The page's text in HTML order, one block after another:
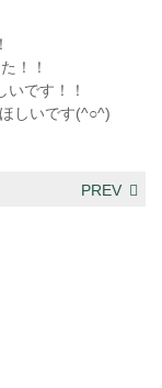
！！
です！！
しいです(^○^)
PREV